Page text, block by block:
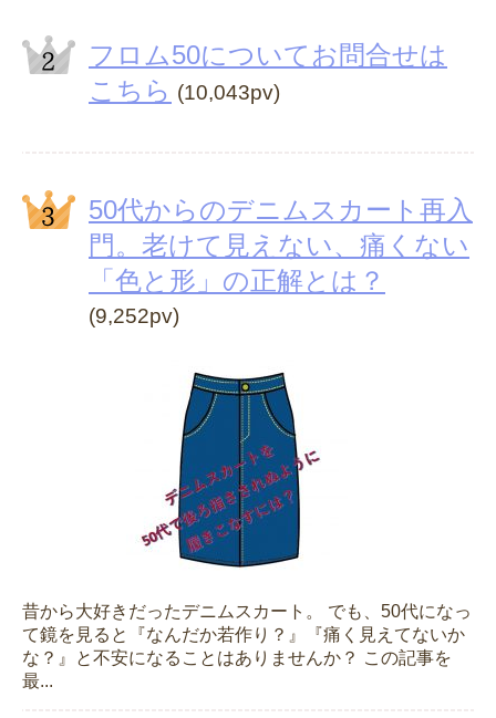
フロム50についてお問合せは
こちら (10,043pv)
50代からのデニムスカート再入
門。老けて見えない、痛くない
「色と形」の正解とは？
(9,252pv)
昔から大好きだったデニムスカート。 でも、50代になっ
て鏡を見ると『なんだか若作り？』『痛く見えてないか
な？』と不安になることはありませんか？ この記事を
最...